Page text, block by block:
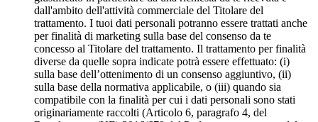
dall'ambito dell'attività commerciale del Titolare del
trattamento. I tuoi dati personali potranno essere trattati anche
per finalità di marketing sulla base del consenso da te
concesso al Titolare del trattamento. Il trattamento per finalità
diverse da quelle sopra indicate potrà essere effettuato: (i)
sulla base dell’ottenimento di un consenso aggiuntivo, (ii)
sulla base della normativa applicabile, o (iii) quando sia
compatibile con la finalità per cui i dati personali sono stati
originariamente raccolti (Articolo 6, paragrafo 4, del